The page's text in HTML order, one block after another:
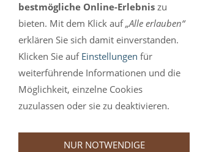
Sie liegen bekleidet auf bequemen Liegen und
hören leise Entspannungsmusik. Eine Sitzung
dauert 45 Minuten und beginnt immer zur
vollen Stunde. Empfehlenswert ist der Besuch
ein bis zwei und bei akuten Beschwerden drei
bis vier Mal pro Woche.
bestmögliche Online-Erlebnis zu
bieten. Mit dem Klick auf„Alle erlauben“
erklären Sie sich damit einverstanden.
Klicken Sie auf Einstellungen für
weiterführende Informationen und die
Möglichkeit, einzelne Cookies
zuzulassen oder sie zu deaktivieren.
NUR NOTWENDIGE